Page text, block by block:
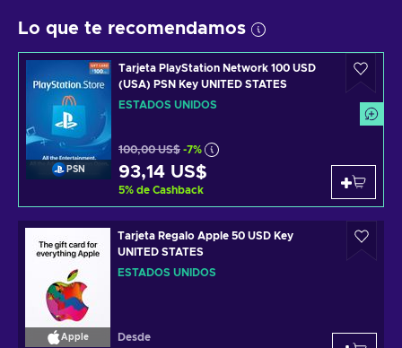
Lo que te recomendamos
PSN
Tarjeta PlayStation Network 100 USD
(USA) PSN Key UNITED STATES
ESTADOS UNIDOS
100,00 US$ -7%
93,14 US$
5% de Cashback
Apple
Tarjeta Regalo Apple 50 USD Key
UNITED STATES
ESTADOS UNIDOS
Desde